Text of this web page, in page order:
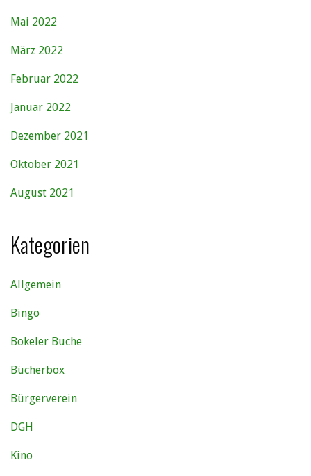
Mai 2022
März 2022
Februar 2022
Januar 2022
Dezember 2021
Oktober 2021
August 2021
Kategorien
Allgemein
Bingo
Bokeler Buche
Bücherbox
Bürgerverein
DGH
Kino